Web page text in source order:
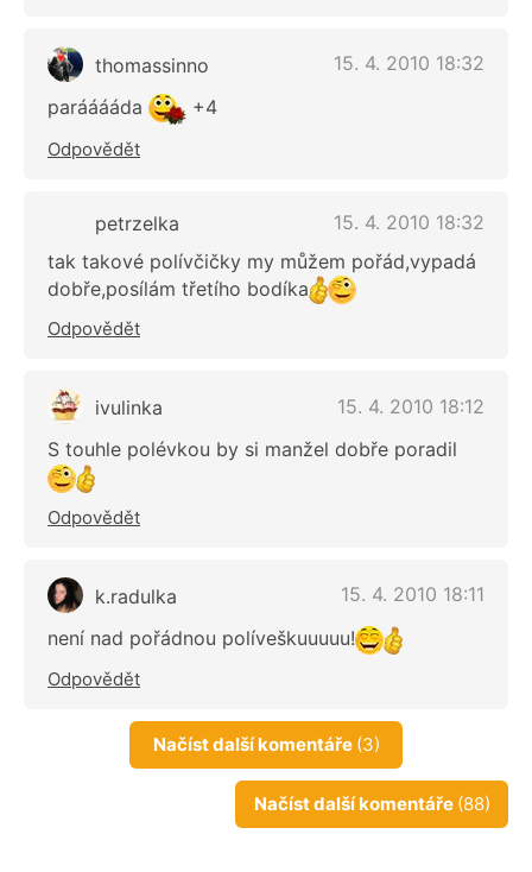
thomassinno
15. 4. 2010 18:32
parááááda
+4
Odpovědět
petrzelka
15. 4. 2010 18:32
tak takové polívčičky my můžem pořád,vypadá
dobře,posílám třetího bodíka
Odpovědět
ivulinka
15. 4. 2010 18:12
S touhle polévkou by si manžel dobře poradil
Odpovědět
k.radulka
15. 4. 2010 18:11
není nad pořádnou políveškuuuuu!
Odpovědět
Načíst další komentáře (3)
Načíst další komentáře (88)